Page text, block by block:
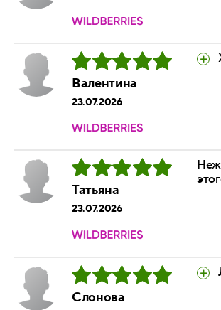
Валентина
23.07.2026
Татьяна
23.07.2026
Слонова